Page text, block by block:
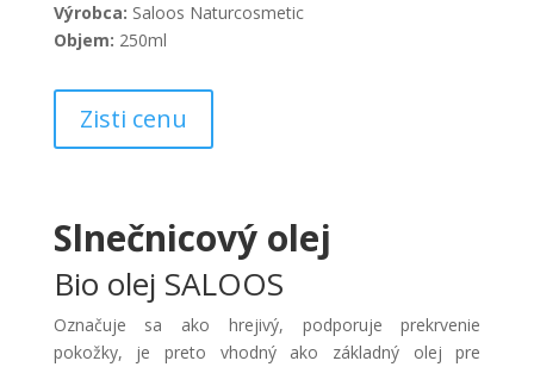
Výrobca: Saloos Naturcosmetic
Objem: 250ml
Zisti cenu
Slnečnicový olej
Bio olej SALOOS
Označuje sa ako hrejivý, podporuje prekrvenie
pokožky, je preto vhodný ako základný olej pre